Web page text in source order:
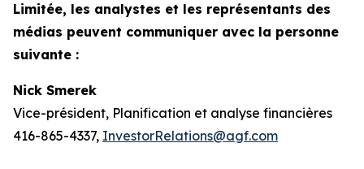
Limitée, les analystes et les représentants des
médias peuvent communiquer avec la personne
suivante :
Nick Smerek
Vice-président, Planification et analyse financières
416-865-4337, InvestorRelations@agf.com